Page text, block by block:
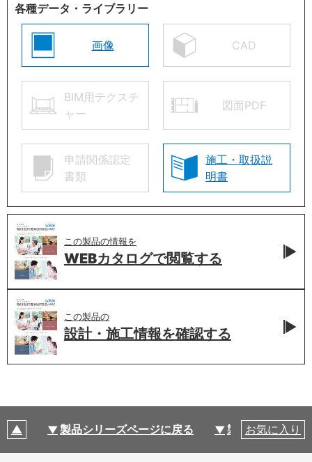
各種データ・ライブラリー
画像 CAD
BIM用テクスチ
ャー
図面PDF
申請関係認定
書類
施工・取扱説
明書
この製品の情報を
WEBカタログで閲覧する
この製品の
設計・施工情報を確認する
製品シリーズページに戻る 製品仕様
お気に入り